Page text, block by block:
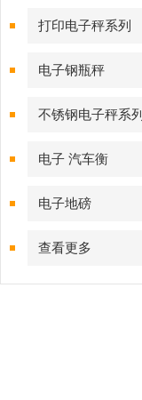
打印电子秤系列
电子钢瓶秤
不锈钢电子秤系列
电子 汽车衡
电子地磅
查看更多